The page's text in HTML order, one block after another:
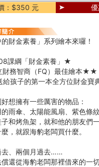
：$350 元
的財金素養」系列繪本來囉！
課綱「財金素養」★
務智商（FQ）最佳繪本★★
孩子的第一本全方位財金
想擁有一些厲害的物品：
雨傘、太陽能風扇、紫色條
子和烤魚架，就和他的朋友們
，就跟海豹老闆買什麼。
去、兩個月過去……
還從海豹老闆那裡借來的一